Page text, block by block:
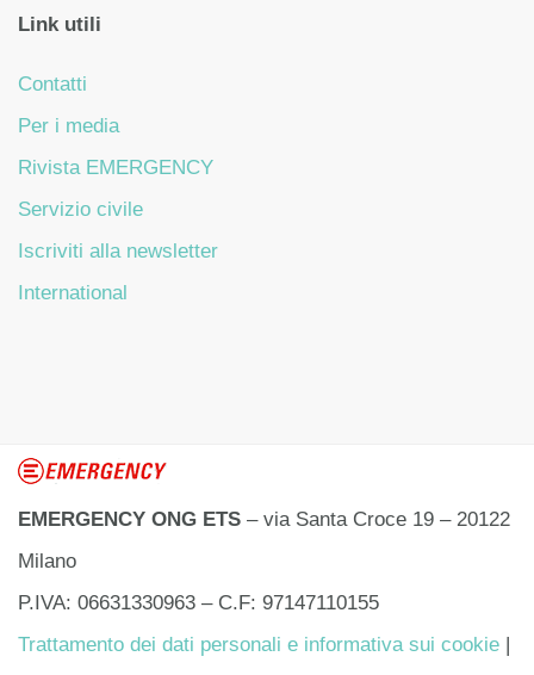
Link utili
Contatti
Per i media
Rivista EMERGENCY
Servizio civile
Iscriviti alla newsletter
International
EMERGENCY ONG ETS – via Santa Croce 19 – 20122
Milano
P.IVA: 06631330963 – C.F: 97147110155
Trattamento dei dati personali e informativa sui cookie